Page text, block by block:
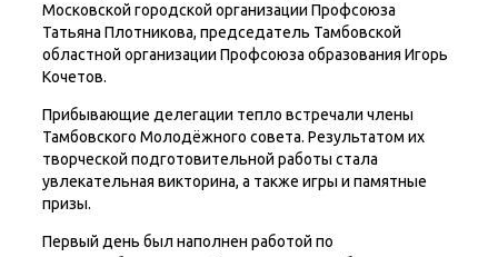
Московской городской организации Профсоюза
Татьяна Плотникова, председатель Тамбовской
областной организации Профсоюза образования Игорь
Кочетов.
Прибывающие делегации тепло встречали члены
Тамбовского Молодёжного совета. Результатом их
творческой подготовительной работы стала
увлекательная викторина, а также игры и памятные
призы.
Первый день был наполнен работой по